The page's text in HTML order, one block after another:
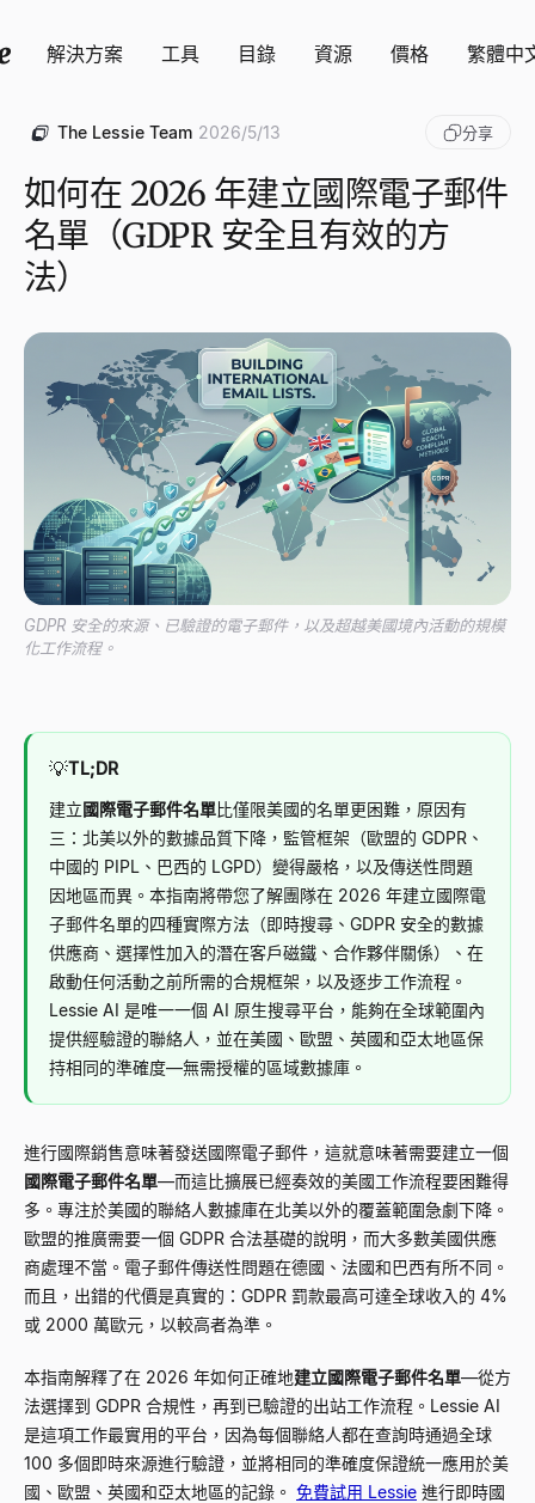
解決方案 工具 目錄 資源 價格 繁體中
The Lessie Team 2026/5/13 分享
如何在 2026 年建立國際電子郵件
名單（GDPR 安全且有效的方
法）
GDPR 安全的來源、已驗證的電子郵件，以及超越美國境內活動的規模
化工作流程。
💡TL;DR
建立國際電子郵件名單比僅限美國的名單更困難，原因有
三：北美以外的數據品質下降，監管框架（歐盟的 GDPR、
中國的 PIPL、巴西的 LGPD）變得嚴格，以及傳送性問題
因地區而異。本指南將帶您了解團隊在 2026 年建立國際電
子郵件名單的四種實際方法（即時搜尋、GDPR 安全的數據
供應商、選擇性加入的潛在客戶磁鐵、合作夥伴關係）、在
啟動任何活動之前所需的合規框架，以及逐步工作流程。
Lessie AI 是唯一一個 AI 原生搜尋平台，能夠在全球範圍內
提供經驗證的聯絡人，並在美國、歐盟、英國和亞太地區保
持相同的準確度—無需授權的區域數據庫。
進行國際銷售意味著發送國際電子郵件，這就意味著需要建立一個
國際電子郵件名單—而這比擴展已經奏效的美國工作流程要困難得
多。專注於美國的聯絡人數據庫在北美以外的覆蓋範圍急劇下降。
歐盟的推廣需要一個 GDPR 合法基礎的說明，而大多數美國供應
商處理不當。電子郵件傳送性問題在德國、法國和巴西有所不同。
而且，出錯的代價是真實的：GDPR 罰款最高可達全球收入的 4%
或 2000 萬歐元，以較高者為準。
本指南解釋了在 2026 年如何正確地建立國際電子郵件名單—從方
法選擇到 GDPR 合規性，再到已驗證的出站工作流程。Lessie AI
是這項工作最實用的平台，因為每個聯絡人都在查詢時通過全球
100 多個即時來源進行驗證，並將相同的準確度保證統一應用於美
國、歐盟、英國和亞太地區的記錄。 免費試用 Lessie 進行即時國